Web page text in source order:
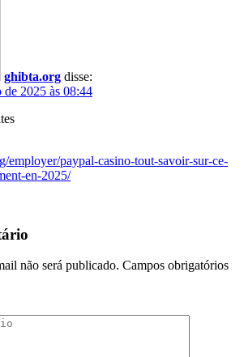
ghibta.org disse:
de 2025 às 08:44
employer/paypal-casino-tout-savoir-sur-ce-
en-2025/
não será publicado. Campos obrigatórios